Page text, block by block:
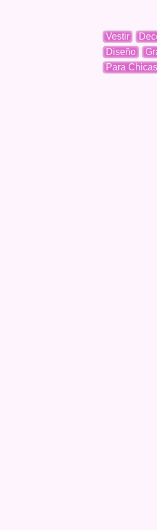
Vestir
Diseño
Para Chicas